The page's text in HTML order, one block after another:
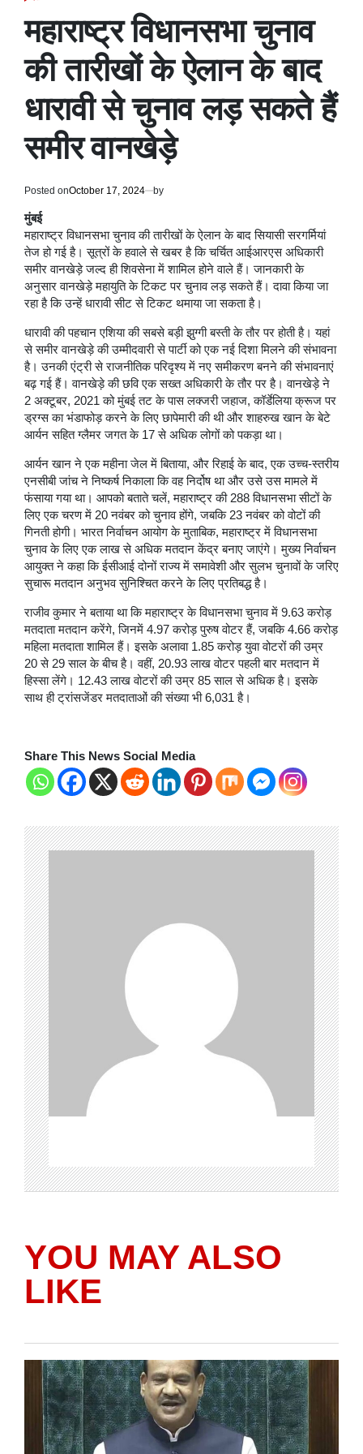
महाराष्ट्र विधानसभा चुनाव
की तारीखों के ऐलान के बाद
धारावी से चुनाव लड़ सकते हैं
समीर वानखेड़े
Posted onOctober 17, 2024 by
मुंबई
महाराष्ट्र विधानसभा चुनाव की तारीखों के ऐलान के बाद सियासी सरगर्मियां
तेज हो गई है। सूत्रों के हवाले से खबर है कि चर्चित आईआरएस अधिकारी
समीर वानखेड़े जल्द ही शिवसेना में शामिल होने वाले हैं। जानकारी के
अनुसार वानखेड़े महायुति के टिकट पर चुनाव लड़ सकते हैं। दावा किया जा
रहा है कि उन्हें धारावी सीट से टिकट थमाया जा सकता है।
धारावी की पहचान एशिया की सबसे बड़ी झुग्गी बस्ती के तौर पर होती है। यहां
से समीर वानखेड़े की उम्मीदवारी से पार्टी को एक नई दिशा मिलने की संभावना
है। उनकी एंट्री से राजनीतिक परिदृश्य में नए समीकरण बनने की संभावनाएं
बढ़ गई हैं। वानखेड़े की छवि एक सख्त अधिकारी के तौर पर है। वानखेड़े ने
2 अक्टूबर, 2021 को मुंबई तट के पास लक्जरी जहाज, कॉर्डेलिया क्रूज पर
ड्रग्स का भंडाफोड़ करने के लिए छापेमारी की थी और शाहरुख खान के बेटे
आर्यन सहित ग्लैमर जगत के 17 से अधिक लोगों को पकड़ा था।
आर्यन खान ने एक महीना जेल में बिताया, और रिहाई के बाद, एक उच्च-स्तरीय
एनसीबी जांच ने निष्कर्ष निकाला कि वह निर्दोष था और उसे उस मामले में
फंसाया गया था। आपको बताते चलें, महाराष्ट्र की 288 विधानसभा सीटों के
लिए एक चरण में 20 नवंबर को चुनाव होंगे, जबकि 23 नवंबर को वोटों की
गिनती होगी। भारत निर्वाचन आयोग के मुताबिक, महाराष्ट्र में विधानसभा
चुनाव के लिए एक लाख से अधिक मतदान केंद्र बनाए जाएंगे। मुख्य निर्वाचन
आयुक्त ने कहा कि ईसीआई दोनों राज्य में समावेशी और सुलभ चुनावों के जरिए
सुचारू मतदान अनुभव सुनिश्चित करने के लिए प्रतिबद्ध है।
राजीव कुमार ने बताया था कि महाराष्ट्र के विधानसभा चुनाव में 9.63 करोड़
मतदाता मतदान करेंगे, जिनमें 4.97 करोड़ पुरुष वोटर हैं, जबकि 4.66 करोड़
महिला मतदाता शामिल हैं। इसके अलावा 1.85 करोड़ युवा वोटरों की उम्र
20 से 29 साल के बीच है। वहीं, 20.93 लाख वोटर पहली बार मतदान में
हिस्सा लेंगे। 12.43 लाख वोटरों की उम्र 85 साल से अधिक है। इसके
साथ ही ट्रांसजेंडर मतदाताओं की संख्या भी 6,031 है।
Share This News Social Media
YOU MAY ALSO
LIKE